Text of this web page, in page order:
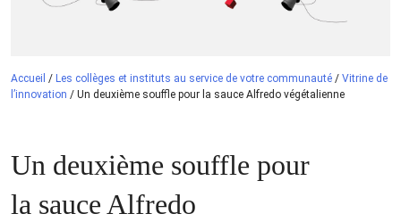
Accueil / Les collèges et instituts au service de votre communauté / Vitrine de
l’innovation / Un deuxième souffle pour la sauce Alfredo végétalienne
Un deuxième souffle pour
la sauce Alfredo